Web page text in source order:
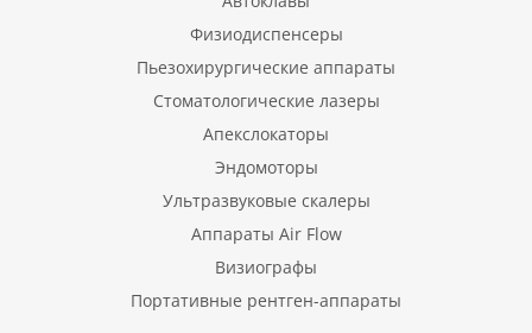
Физиодиспенсеры
Пьезохирургические аппараты
Стоматологические лазеры
Апекслокаторы
Эндомоторы
Ультразвуковые скалеры
Аппараты Air Flow
Визиографы
Портативные рентген-аппараты